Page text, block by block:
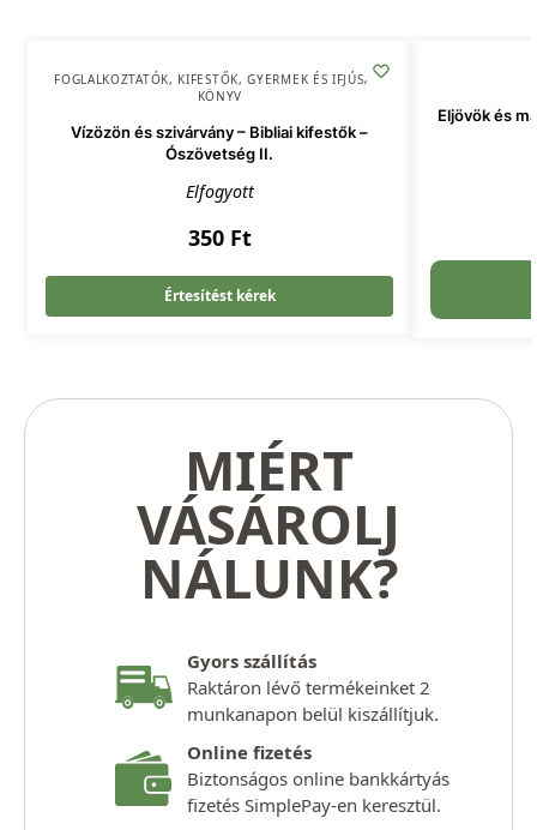
FOGLALKOZTATÓK, KIFESTŐK,GYERMEK ÉS IFJÚSÁG,
KÖNYV
Vízözön és szivárvány – Bibliai kifestők –
Ószövetség II.
Elfogyott
350 Ft
Értesítést kérek
Eljövök és
MIÉRT
VÁSÁROLJ
NÁLUNK?
Gyors szállítás
Raktáron lévő termékeinket 2
munkanapon belül kiszállítjuk.
Online fizetés
Biztonságos online bankkártyás
fizetés SimplePay-en keresztül.